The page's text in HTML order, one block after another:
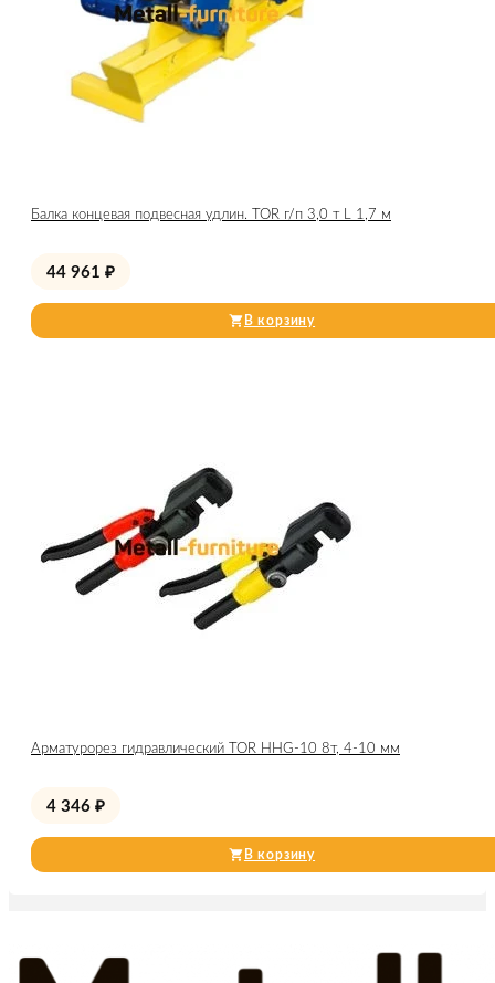
Балка концевая подвесная удлин. TOR г/п 3,0 т L 1,7 м
44 961 ₽
В корзину
Арматурорез гидравлический TOR HHG-10 8т, 4-10 мм
4 346 ₽
В корзину